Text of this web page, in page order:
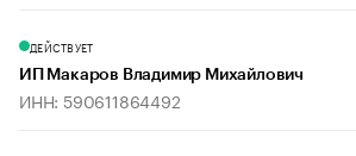
ДЕЙСТВУЕТ
ИП Макаров Владимир Михайлович
ИНН: 590611864492